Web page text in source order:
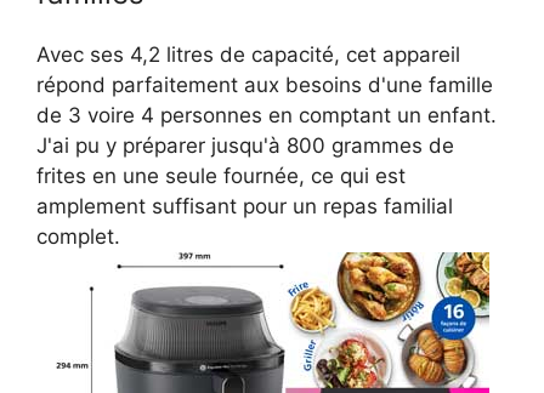
Avec ses 4,2 litres de capacité, cet appareil
répond parfaitement aux besoins d'une famille
de 3 voire 4 personnes en comptant un enfant.
J'ai pu y préparer jusqu'à 800 grammes de
frites en une seule fournée, ce qui est
amplement suffisant pour un repas familial
complet.